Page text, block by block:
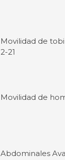
Movilidad de
2-21
Movilidad de
Abdominales